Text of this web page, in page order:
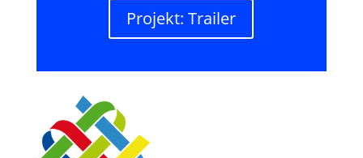
Projekt: Trailer